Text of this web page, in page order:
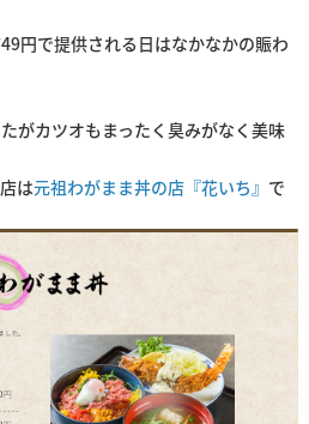
円で提供される日はなかなかの賑わ
がカツオもまったく臭みがなく美味
は元祖わがまま丼の店『花いち』 で